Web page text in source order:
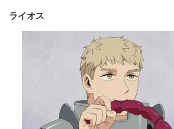
ライオス